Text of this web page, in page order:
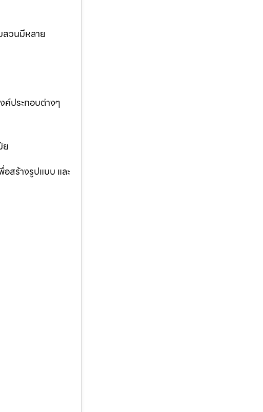
สวนมีหลาย
ประกอบต่างๆ
ย
สร้างรูปแบบ และ